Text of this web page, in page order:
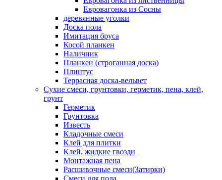
Евровагонка из Сосны
деревянные уголки
Доска пола
Имитация бруса
Косой планкен
Наличник
Планкен (строганная доска)
Плинтус
Террасная доска-вельвет
Сухие смеси, грунтовки, герметик, пена, клей,
грунт
Герметик
Грунтовка
Известь
Кладочные смеси
Клей для плитки
Клей, жидкие гвозди
Монтажная пена
Расшивочные смеси(Затирки)